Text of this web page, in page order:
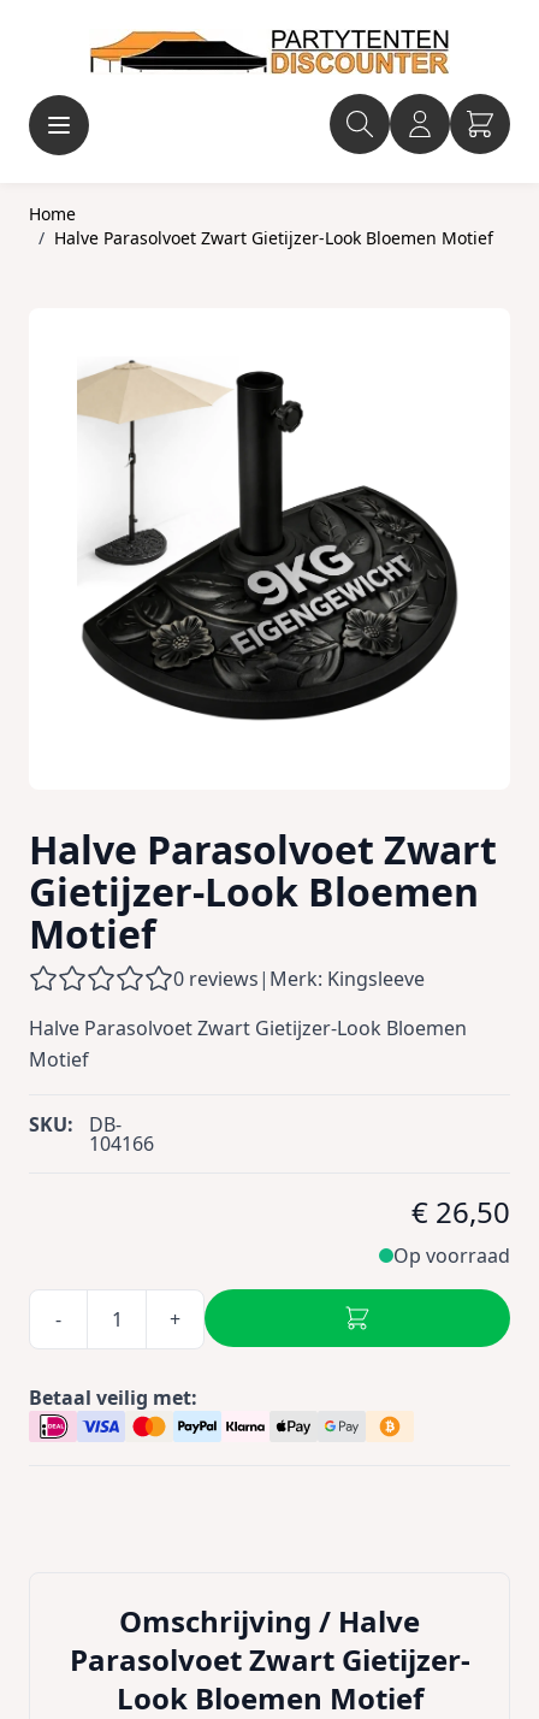
Home
/ Halve Parasolvoet Zwart Gietijzer-Look Bloemen Motief
Halve Parasolvoet Zwart
Gietijzer-Look Bloemen
Motief
0 reviews| Merk: Kingsleeve
Halve Parasolvoet Zwart Gietijzer-Look Bloemen
Motief
SKU: DB-
104166
€ 26,50
Op voorraad
- +
Betaal veilig met:
Omschrijving / Halve
Parasolvoet Zwart Gietijzer-
Look Bloemen Motief